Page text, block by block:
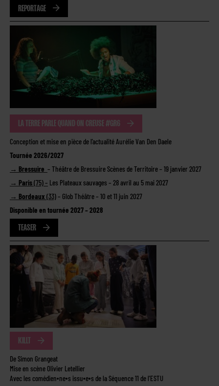
REPORTAGE
LA TERRE PARLE QUAND ON CREUSE #GR6
Conception et mise en pièce de l’actualité Aurélie Van Den Daele
Tournée 2026/2027
→ Bressuire – Théâtre de Bressuire Scènes de Territoire – 19 janvier 2027
→ Paris(75) – Les Plateaux sauvages – 28 avril au 5 mai 2027
→ Bordeaux (33)– Glob Théâtre – 10 et 11 juin 2027
Disponible en tournée 2027 – 2028
TEASER
KILLT
De Simon Grangeat
Mise en scène Olivier Letellier
Avec les comédien∙ne∙s issu∙e∙s de la Séquence 11 de l’ESTU